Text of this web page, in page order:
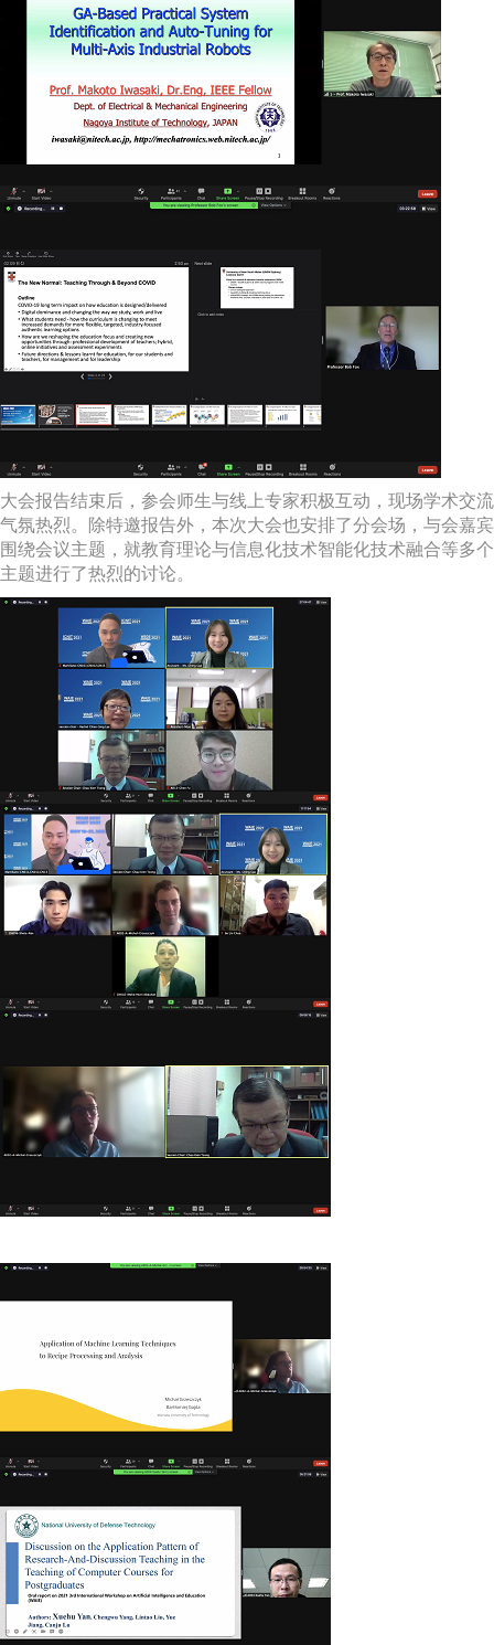
大会报告结束后，参会师生与线上专家积极互动，现场学术交流
气氛热烈。除特邀报告外，本次大会也安排了分会场，与会嘉宾
围绕会议主题，就教育理论与信息化技术智能化技术融合等多个
主题进行了热烈的讨论。